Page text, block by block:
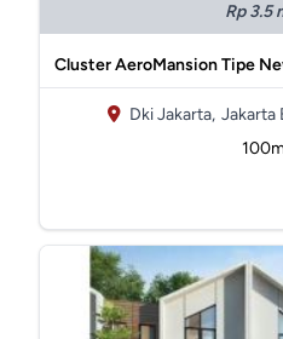
Rp 3.5
Cluster AeroMansion Tipe
Dki Jakarta, Jakarta